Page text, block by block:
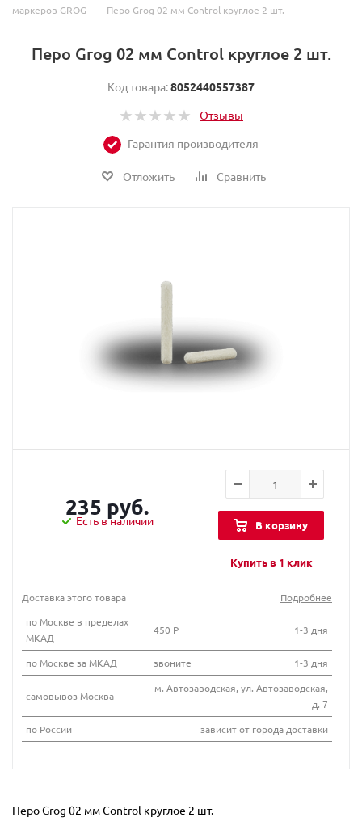
маркеров GROG
- Перо Grog 02 мм Сontrol круглое 2 шт.
Перо Grog 02 мм Сontrol круглое 2 шт.
Код товара:8052440557387
Отзывы
Гарантия производителя
Отложить Сравнить
235 руб.
Есть в наличии В корзину
Купить в 1 клик
Доставка этого товара
Подробнее
по Москве в пределах
МКАД
450 Р 1-3 дня
по Москве за МКАД звоните 1-3 дня
самовывоз Москва
м. Автозаводская, ул. Автозаводская,
д. 7
по России
зависит от города доставки
Перо Grog 02 мм Сontrol круглое 2 шт.